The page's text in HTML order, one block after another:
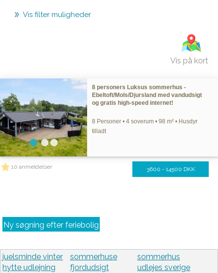
Vis filter muligheder
Vis på kort
8 personers Luksus sommerhus -
Ebeltoft/Mols/Djursland med vandudsigt
og gratis high-speed internet!
8 Personer • 4 soverum • 98 m² • Husdyr
tilladt
10 anmeldelser 3600 - 14500 DKK
Ny søgning efter feriebolig
juelsminde vinter
hytte udlejning
sommerhuse
fjordudsigt
sommerhus
udlejes sverige